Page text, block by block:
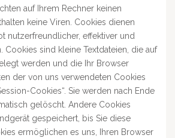
auf Ihrem Rechner keinen
keine Viren. Cookies dienen
nutzerfreundlicher, effektiver und
Cookies sind kleine Textdateien, die auf
werden und die Ihr Browser
der von uns verwendeten Cookies
Cookies“. Sie werden nach Ende
gelöscht. Andere Cookies
gespeichert, bis Sie diese
ermöglichen es uns, Ihren Browser